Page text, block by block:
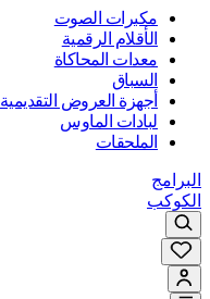
مكبرات الصوت
الأقلام الرقمية
معدات المحاكاة
السباق
أجهزة العروض التقديمية
لبادات الماوس
الملحقات
البرامج
الكوكب